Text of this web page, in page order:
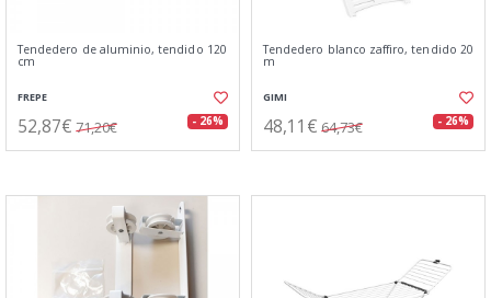
Tendedero de aluminio, tendido 120
cm
FREPE
52,87€ 71,20€ - 26%
Tendedero blanco zaffiro, tendido 20
m
GIMI
48,11€ 64,73€ - 26%